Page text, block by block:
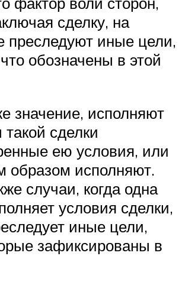
сделку, на
преследуют иные цели,
обозначены в этой
значение, исполняют
сделки
ею условия, или
образом исполняют.
случаи, когда одна
условия сделки,
иные цели,
зафиксированы в